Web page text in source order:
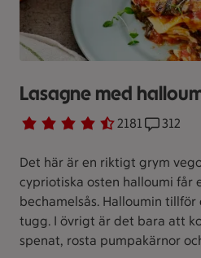
Lasagne med
Betyg 4.6 av 5. 2181
2181 personer har röstatReceptet
312
Det här är en riktigt grym
cypriotiska osten halloumi får
bechamelsås. Halloumin
tugg. I övrigt är det bara att
spenat, rosta pumpakärnor